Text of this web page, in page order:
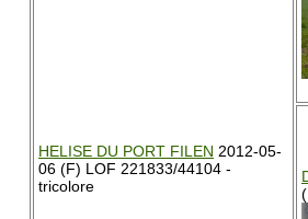
HELISE DU PORT FILEN 2012-05-
06 (F) LOF 221833/44104 -
tricolore